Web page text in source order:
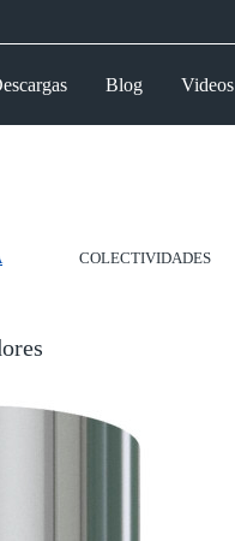
Blog Videos
COLECTIVIDADES